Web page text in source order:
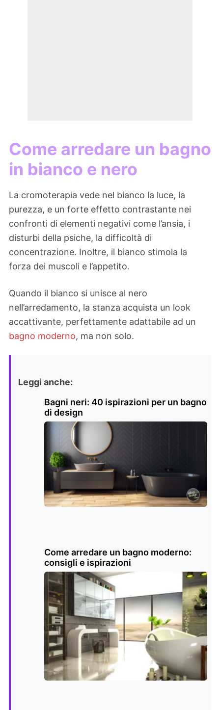
Come arredare un bagno
in bianco e nero
La cromoterapia vede nel bianco la luce, la
purezza, e un forte effetto contrastante nei
confronti di elementi negativi come l’ansia, i
disturbi della psiche, la difficoltà di
concentrazione. Inoltre, il bianco stimola la
forza dei muscoli e l’appetito.
Quando il bianco si unisce al nero
nell’arredamento, la stanza acquista un look
accattivante, perfettamente adattabile ad un
bagno moderno, ma non solo.
Leggi anche:
Bagni neri: 40 ispirazioni per un bagno
di design
Come arredare un bagno moderno:
consigli e ispirazioni